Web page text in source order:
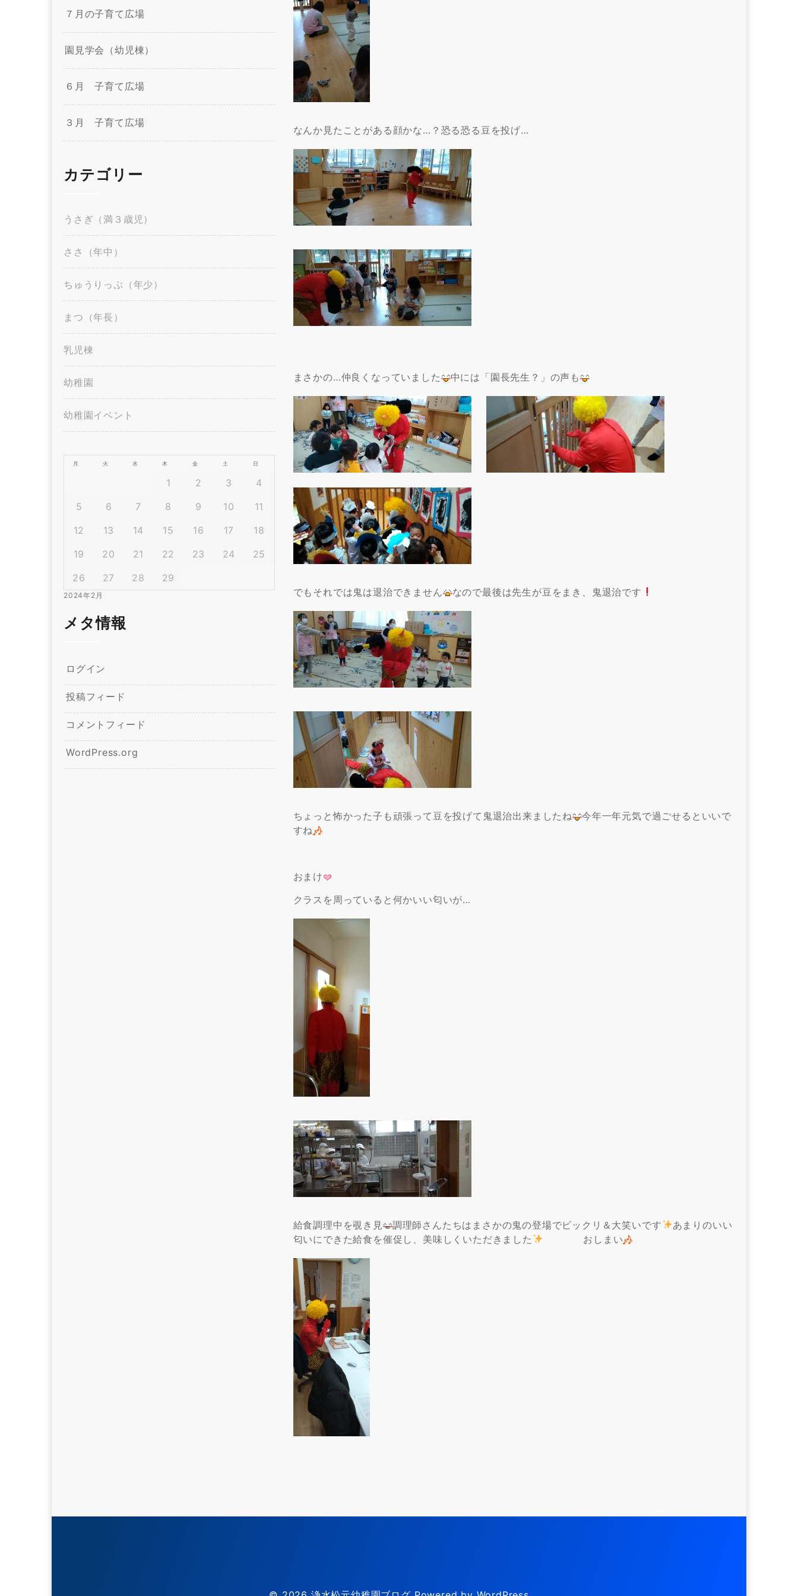
なんか見たことがある顔かな…？恐る恐る豆を投げ…
まさかの…仲良くなっていました 中には「園長先生？」の声も
でもそれでは鬼は退治できません なので最後は先生が豆をまき、鬼退治です
ちょっと怖かった子も頑張って豆を投げて鬼退治出来ましたね
今年一年元気で過ごせるといいで
すね
おまけ
クラスを周っていると何かいい匂いが…
給食調理中を覗き見 調理師さんたちはまさかの鬼の登場でビックリ＆大笑いです
あまりのいい
匂いにできた給食を催促し、美味しくいただきました
おしまい
７月の子育て広場
園見学会（幼児棟）
６月 子育て広場
３月 子育て広場
カテゴリー
うさぎ（満３歳児）
ささ（年中）
ちゅうりっぷ（年少）
まつ（年長）
乳児棟
幼稚園
幼稚園イベント
2024年2月
月 火 水 木 金 土 日
1 2 3
4
5
6 7 8 9 10
11
12
13 14 15 16 17
18
19
20 21 22 23 24
25
26
27 28 29
メタ情報
ログイン
投稿フィード
コメントフィード
WordPress.org